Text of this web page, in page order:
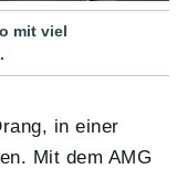
mit viel
in einer
Mit dem AMG